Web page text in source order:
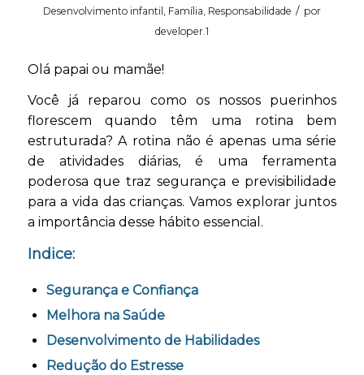
Desenvolvimento infantil , Família, Responsabilidade / por
developer.1
Olá papai ou mamãe!
Você já reparou como os nossos puerinhos
florescem quando têm uma rotina bem
estruturada? A rotina não é apenas uma série
de atividades diárias, é uma ferramenta
poderosa que traz segurança e previsibilidade
para a vida das crianças. Vamos explorar juntos
a importância desse hábito essencial.
Indice:
Segurança e Confiança
Melhora na Saúde
Desenvolvimento de Habilidades
Redução do Estresse